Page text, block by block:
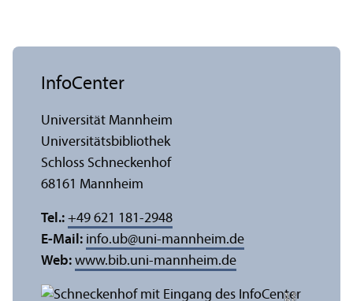
InfoCenter
Universität Mannheim
Universitäts­bibliothek
Schloss Schneckenhof
68161 Mannheim
Tel.: +49 621 181-2948
E-Mail: info.ub@uni-mannheim.de
Web: www.bib.uni-mannheim.de